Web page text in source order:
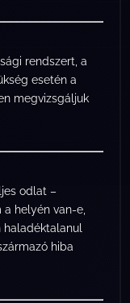
rendszert, a
esetén a
megvizsgáljuk
odlat –
helyén van-e,
hiba